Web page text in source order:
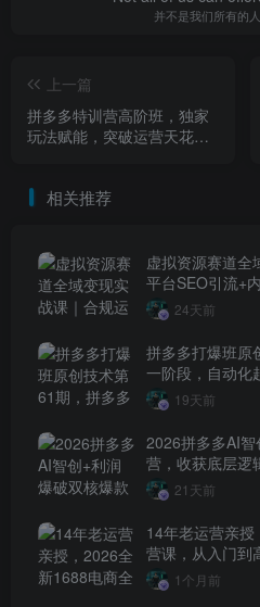
并不是我们所有的
上一篇
拼多多特训营高阶班，独家
玩法赋能，突破运营天花板
相关推荐
虚拟资源赛道全
平台SEO引流+
玩法24天前
拼多多打爆班原
一阶段，自动化
作・投产优化・
19天前
2026拼多多AI
营，收获底层逻
0-1打爆SOP
21天前
14年老运营亲
营课，从入门到
+工具包+直播诊
1个月前